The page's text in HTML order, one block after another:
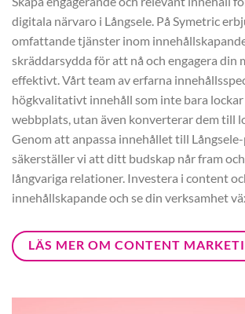
digitala närvaro i Långsele. På Symetric
omfattande tjänster inom
skräddarsydda för att nå och engagera din
effektivt. Vårt team av erfarna
högkvalitativt innehåll som inte bara
webbplats, utan även konverterar dem till
Genom att anpassa innehållet till
säkerställer vi att ditt budskap når fram
långvariga relationer. Investera i content
innehållskapande och se din verksamhet
LÄS MER OM CONTENT